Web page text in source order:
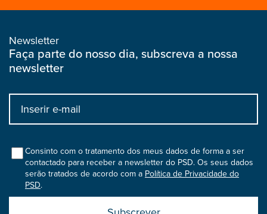
Newsletter
Faça parte do nosso dia, subscreva a nossa
newsletter
Input
bootstrap
colConsinto com o tratamento dos meus dados de forma a ser
contactado para receber a newsletter do PSD. Os seus dados
serão tratados de acordo com a Política de Privacidade do
PSD.